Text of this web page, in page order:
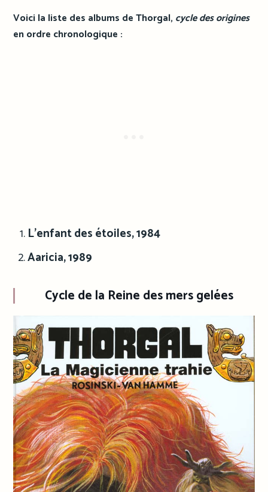
Voici la liste des albums de Thorgal, cycle des origines
en ordre chronologique :
L’enfant des étoiles, 1984
Aaricia, 1989
Cycle de la Reine des mers gelées